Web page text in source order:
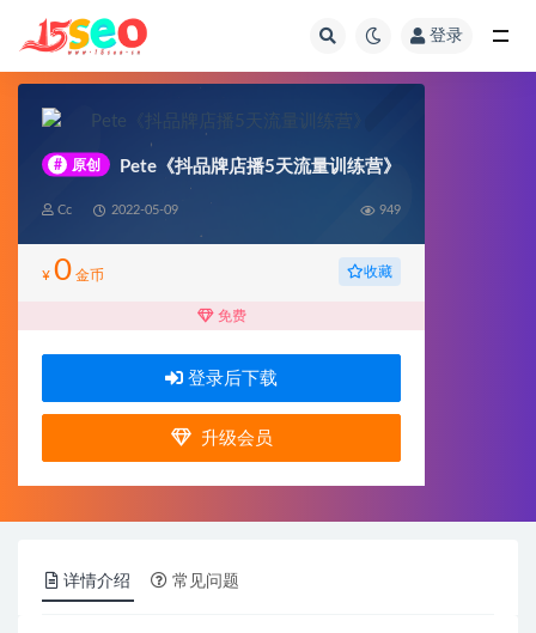
登录
# 原创 Pete《抖品牌店播5天流量训练营》
Cc 2022-05-09 949
¥ 0 金币 收藏
免费
登录后下载
升级会员
详情介绍 常见问题